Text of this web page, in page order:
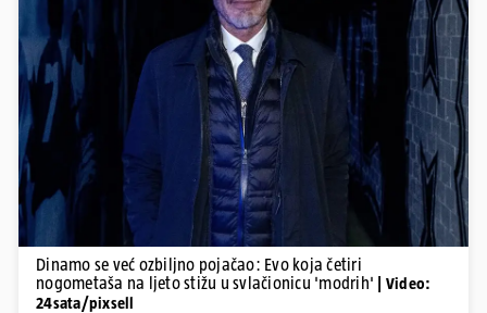
Pokretanje videa...
Dinamo se već ozbiljno pojačao: Evo koja četiri
nogometaša na ljeto stižu u svlačionicu 'modrih'
| Video:
24sata/pixsell